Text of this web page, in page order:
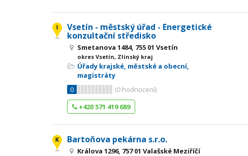
Vsetín - městský úřad - Energetické
konzultační středisko
Smetanova 1484, 755 01 Vsetín
okres Vsetín, Zlínský kraj
Úřady krajské, městské a obecní,
magistráty
0
(0 hodnocení)
+420 571 419 689
Bartoňova pekárna s.r.o.
Králova 1296, 757 01 Valašské Meziříčí